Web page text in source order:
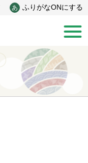
あ ふりがなONにする